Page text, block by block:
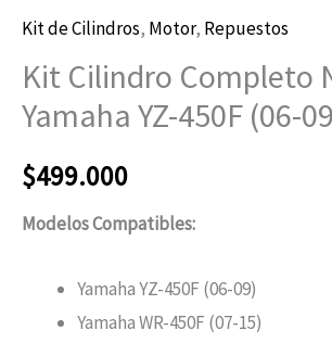
Kit de Cilindros, Motor, Repuestos
Kit Cilindro Completo
Yamaha YZ-450F (06-
$499.000
Modelos Compatibles:
Yamaha YZ-450F (06-09)
Yamaha WR-450F (07-15)